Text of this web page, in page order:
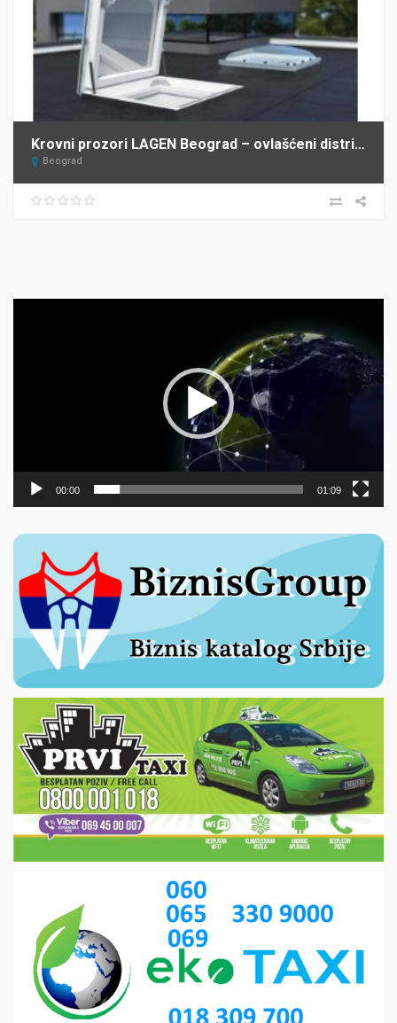
Krovni prozori LAGEN Beograd – ovlašćeni distributer FAKRO za Srbiju
Beograd
00:00 01:09